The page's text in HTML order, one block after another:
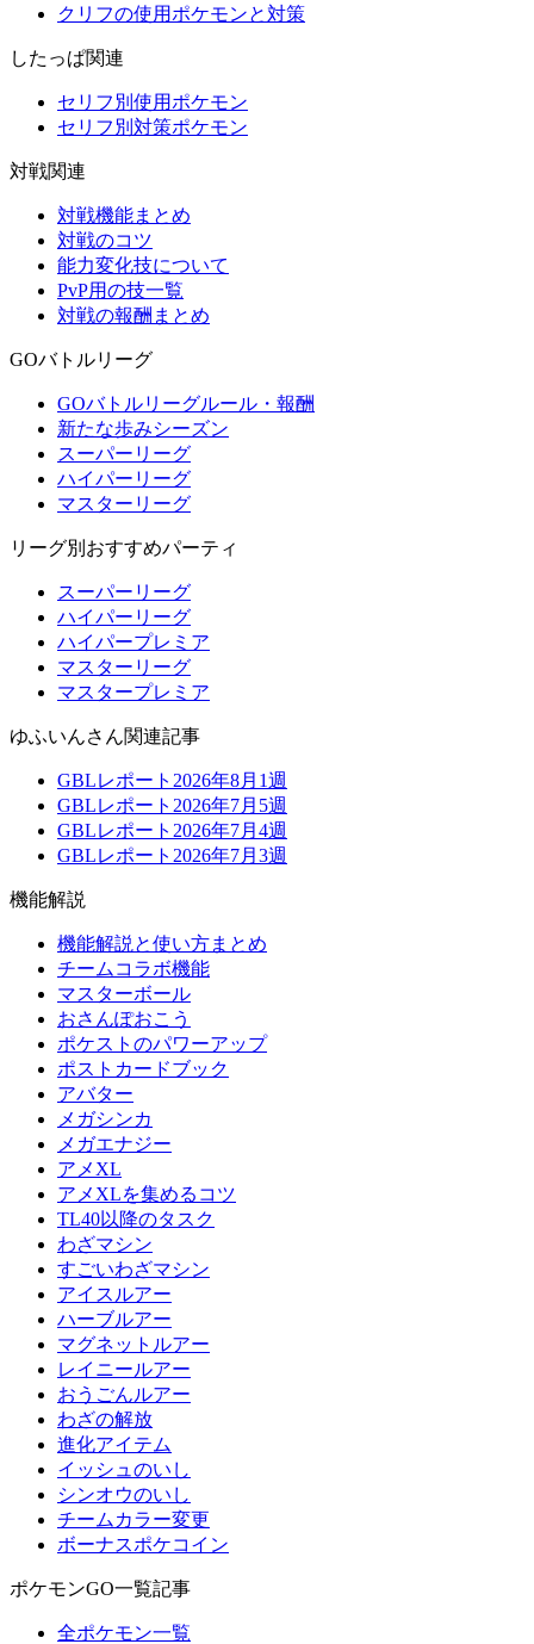
クリフの使用ポケモンと対策
したっぱ関連
セリフ別使用ポケモン
セリフ別対策ポケモン
対戦関連
対戦機能まとめ
対戦のコツ
能力変化技について
PvP用の技一覧
対戦の報酬まとめ
GOバトルリーグ
GOバトルリーグルール・報酬
新たな歩みシーズン
スーパーリーグ
ハイパーリーグ
マスターリーグ
リーグ別おすすめパーティ
スーパーリーグ
ハイパーリーグ
ハイパープレミア
マスターリーグ
マスタープレミア
ゆふいんさん関連記事
GBLレポート2026年8月1週
GBLレポート2026年7月5週
GBLレポート2026年7月4週
GBLレポート2026年7月3週
機能解説
機能解説と使い方まとめ
チームコラボ機能
マスターボール
おさんぽおこう
ポケストのパワーアップ
ポストカードブック
アバター
メガシンカ
メガエナジー
アメXL
アメXLを集めるコツ
TL40以降のタスク
わざマシン
すごいわざマシン
アイスルアー
ハーブルアー
マグネットルアー
レイニールアー
おうごんルアー
わざの解放
進化アイテム
イッシュのいし
シンオウのいし
チームカラー変更
ボーナスポケコイン
ポケモンGO一覧記事
全ポケモン一覧